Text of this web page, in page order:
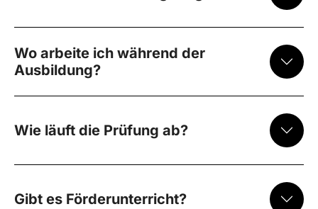
Wo arbeite ich während der
Ausbildung?
Wie läuft die Prüfung ab?
Gibt es Förderunterricht?